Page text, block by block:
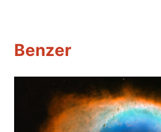
Benzer